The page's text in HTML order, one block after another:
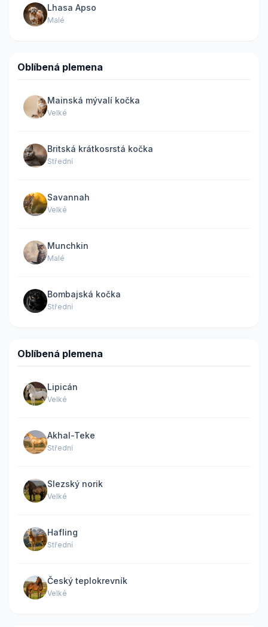
Lhasa Apso
Malé
Oblíbená plemena
Mainská mývalí kočka
Velké
Britská krátkosrstá kočka
Střední
Savannah
Velké
Munchkin
Malé
Bombajská kočka
Střední
Oblíbená plemena
Lipicán
Velké
Akhal-Teke
Střední
Slezský norik
Velké
Hafling
Střední
Český teplokrevník
Velké